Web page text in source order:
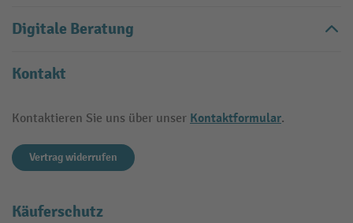
Digitale Beratung
Kontakt
Kontaktieren Sie uns über unser Kontaktformular.
Vertrag widerrufen
Käuferschutz